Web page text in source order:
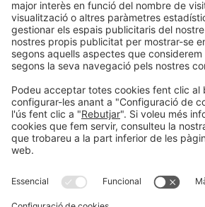
Table&AtmosphereDimarts 24, 15:30h
- 18:30h
Talk